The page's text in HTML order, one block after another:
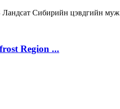
Ландсат Сибирийн цэвдгийн муж
Region ...